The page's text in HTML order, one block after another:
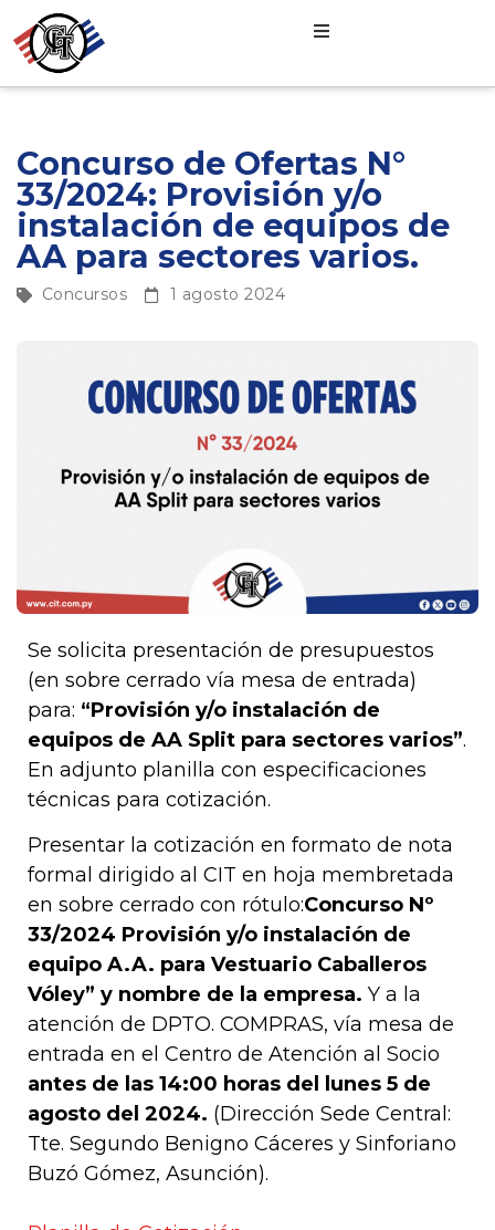
Concurso de Ofertas N°
33/2024: Provisión y/o
instalación de equipos de
AA para sectores varios.
Concursos 1 agosto 2024
Se solicita presentación de presupuestos
(en sobre cerrado vía mesa de entrada)
para: “Provisión y/o instalación de
equipos de AA Split para sectores varios”.
En adjunto planilla con especificaciones
técnicas para cotización.
Presentar la cotización en formato de nota
formal dirigido al CIT en hoja membretada
en sobre cerrado con rótulo:Concurso Nº
33/2024 Provisión y/o instalación de
equipo A.A. para Vestuario Caballeros
Vóley” y nombre de la empresa. Y a la
atención de DPTO. COMPRAS, vía mesa de
entrada en el Centro de Atención al Socio
antes de las 14:00 horas del lunes 5 de
agosto del 2024. (Dirección Sede Central:
Tte. Segundo Benigno Cáceres y Sinforiano
Buzó Gómez, Asunción).